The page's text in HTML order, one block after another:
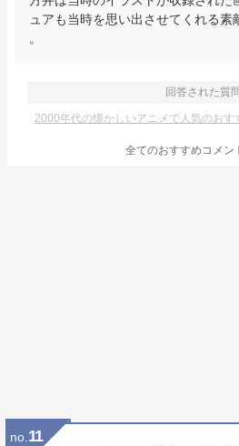
ュアも当時を思い出させてくれる素
。
回答された質問
2000年代の懐かしいアニメで人気のおす
全てのおすすめコメン
no. 11